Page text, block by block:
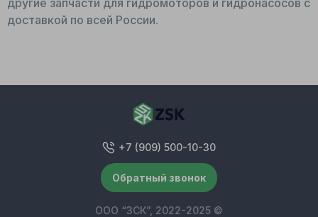
доставкой по всей России.
+7 (909) 500-10-30
Обратный звонок
ООО “ЗСК”, 2022-2025 ©